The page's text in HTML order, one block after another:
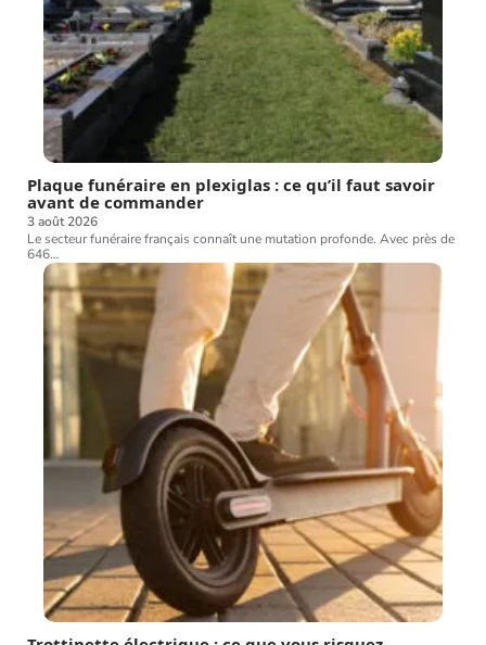
Plaque funéraire en plexiglas : ce qu’il faut savoir
avant de commander
3 août 2026
Le secteur funéraire français connaît une mutation profonde. Avec près de
646…